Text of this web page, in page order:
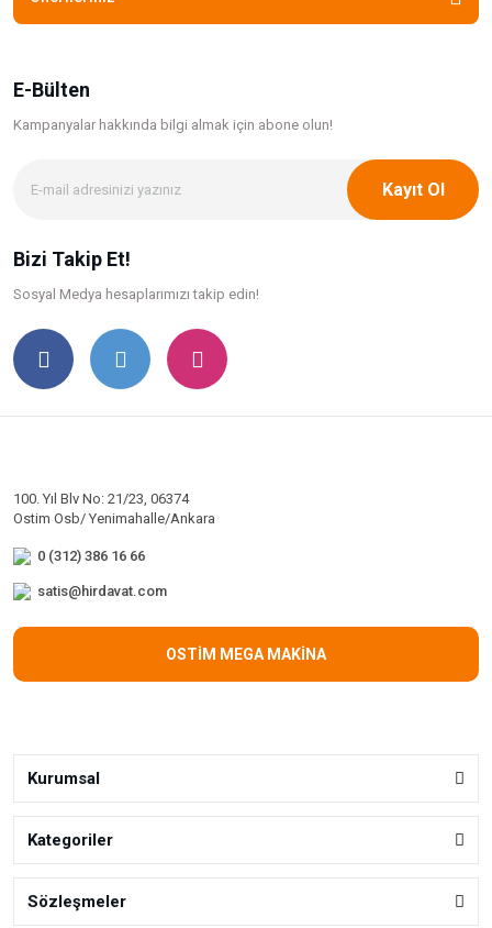
E-Bülten
Kampanyalar hakkında bilgi almak için abone olun!
Kayıt Ol
Bizi Takip Et!
Sosyal Medya hesaplarımızı takip edin!
100. Yıl Blv No: 21/23, 06374
Ostim Osb/ Yenimahalle/Ankara
0 (312) 386 16 66
satis@hirdavat.com
OSTİM MEGA MAKİNA
Kurumsal
Kategoriler
Sözleşmeler